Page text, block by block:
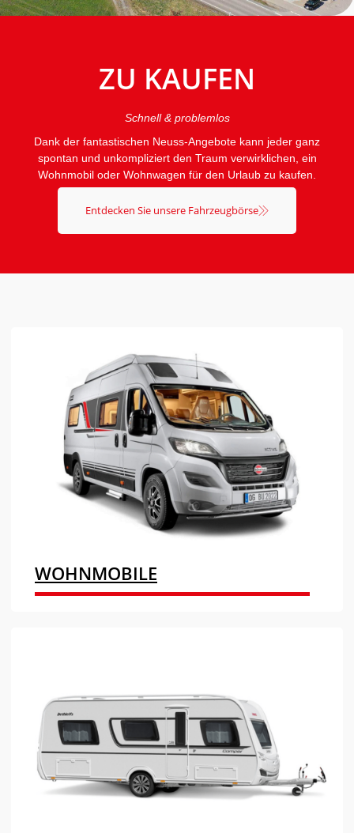
ZU KAUFEN
Schnell & problemlos
Dank der fantastischen Neuss-Angebote kann jeder ganz
spontan und unkompliziert den Traum verwirklichen, ein
Wohnmobil oder Wohnwagen für den Urlaub zu kaufen.
Entdecken Sie unsere Fahrzeugbörse
WOHNMOBILE